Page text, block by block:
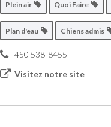
Plein air Quoi Faire
Plan d'eau Chiens admis
450 538-8455
Visitez notre site